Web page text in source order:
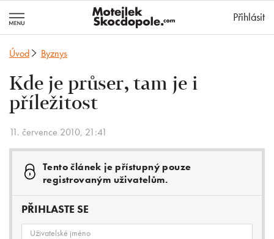
Přihlásit
Úvod Byznys
Kde je průser, tam je i
příležitost
11. července 2010, 21:41
Tento článek je přístupný pouze
registrovaným uživatelům.
PŘIHLASTE SE
Uživatelské jméno